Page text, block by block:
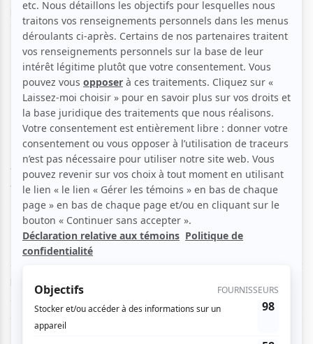
ParCamille Dehaene| 13 août 2025 | Photo : Jamais Trop Tôt
2023 par Nicolas Racine photographe | Contenu original
Depuis 2011, le projet pancanadien Jamais Trop Tôt
(JTT) offre à 24 jeunes de 14 à 17 ans une
expérience musicale leur permettant decultiver et
accroître leur intérêt pour la musique francophone
Chaque année, ces interprètes issus de 10 provinces
et d’un territoire vivent une aventure à la fois
formatrice et transformatrice, comme en
témoignent Andréanne A. Malette et Léo Giroux,
rencontrés tous deux par atuvu.ca.
compositrice-interprète Andréanne A. Malette, directrice
artistique et metteuse en scène du projet présenté lors du
Festival International de la chanson de Granby (FICG).